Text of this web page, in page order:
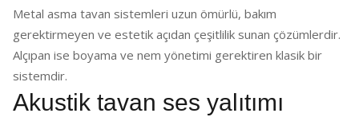
Metal asma tavan sistemleri uzun ömürlü, bakım
gerektirmeyen ve estetik açıdan çeşitlilik sunan çözümlerdir.
Alçıpan ise boyama ve nem yönetimi gerektiren klasik bir
sistemdir.
Akustik tavan ses yalıtımı